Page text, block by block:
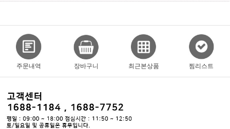
주문내역 장바구니 최근본상품 찜리스트